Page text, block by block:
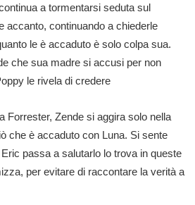
a tormentarsi seduta sul
accanto, continuando a chiederle
le è accaduto è solo colpa sua.
che sua madre si accusi per non
le rivela di credere
Forrester, Zende si aggira solo nella
che è accaduto con Luna. Si sente
passa a salutarlo lo trova in queste
per evitare di raccontare la verità a